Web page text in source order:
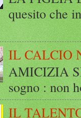
quesito che
IL CALCIO
AMICIZIA
sogno : non
IL